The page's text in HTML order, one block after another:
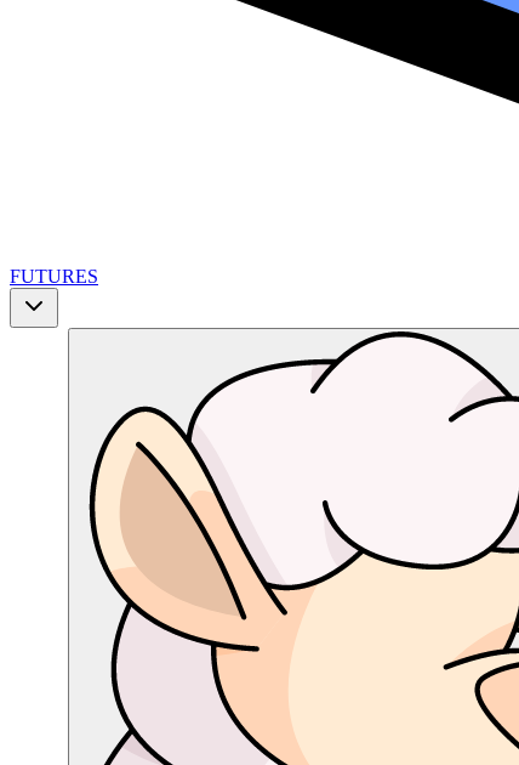
FUTURES